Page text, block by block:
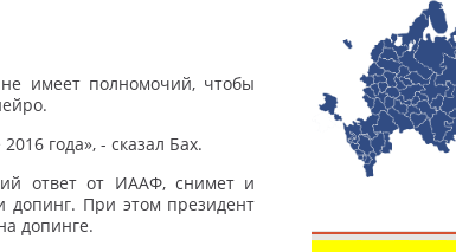
имеет полномочий, чтобы
года», - сказал Бах.
ответ от ИААФ, снимет и
допинг. При этом президент
допинге.